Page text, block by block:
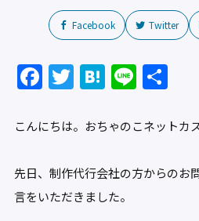
Facebook Twitter
F
a
c
b
o
T
w
itt
H
at
e
a
Li
n
e
共
こんにちは。おちゃのこネットカ
先日、制作代行会社の方からのお
言をいただきました。